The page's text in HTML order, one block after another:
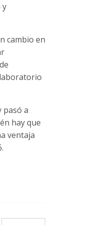
y
cambio en
pasó a
hay que
ventaja